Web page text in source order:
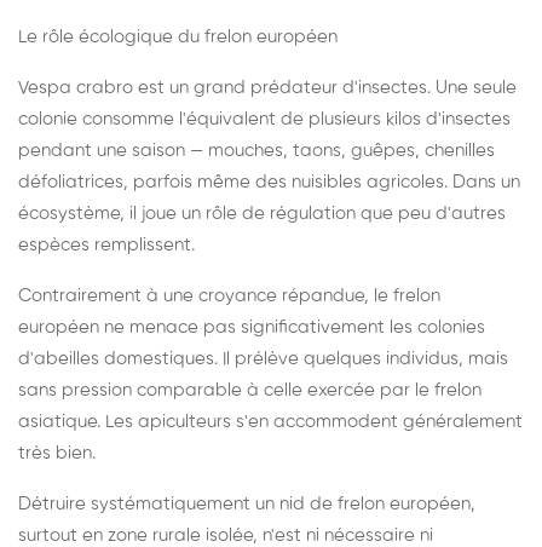
Le rôle écologique du frelon européen
Vespa crabro est un grand prédateur d'insectes. Une seule
colonie consomme l'équivalent de plusieurs kilos d'insectes
pendant une saison — mouches, taons, guêpes, chenilles
défoliatrices, parfois même des nuisibles agricoles. Dans un
écosystème, il joue un rôle de régulation que peu d'autres
espèces remplissent.
Contrairement à une croyance répandue, le frelon
européen ne menace pas significativement les colonies
d'abeilles domestiques. Il prélève quelques individus, mais
sans pression comparable à celle exercée par le frelon
asiatique. Les apiculteurs s'en accommodent généralement
très bien.
Détruire systématiquement un nid de frelon européen,
surtout en zone rurale isolée, n'est ni nécessaire ni